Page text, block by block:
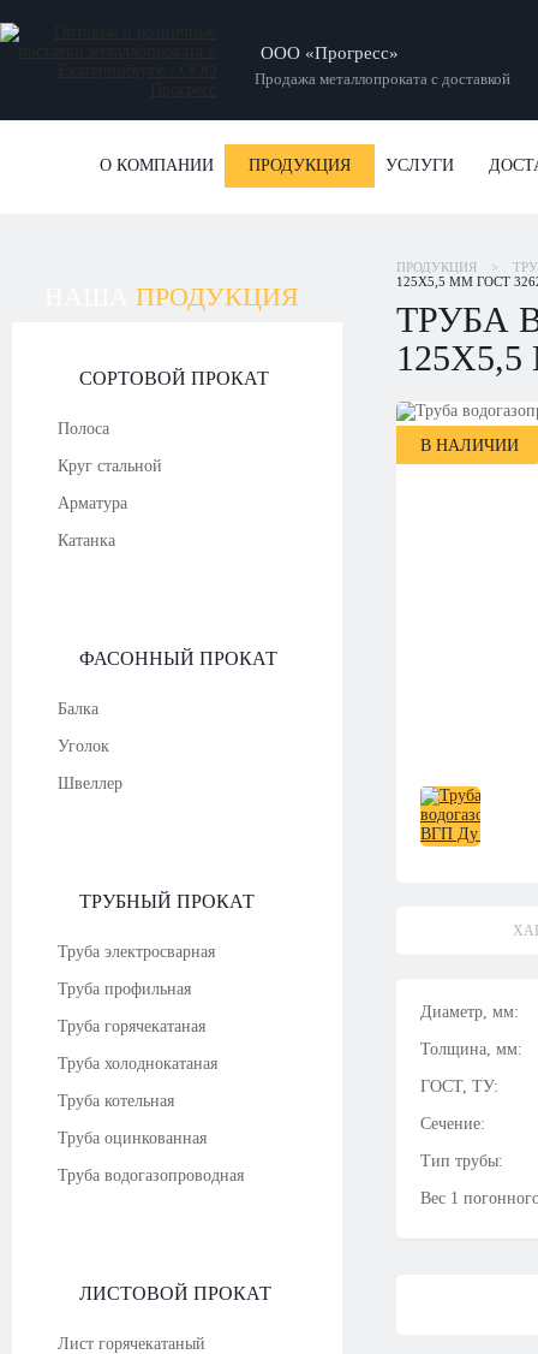
ООО «Прогресс»
Продажа металлопроката с доставкой
О КОМПАНИИ ПРОДУКЦИЯ УСЛУГИ
ПРОДУКЦИЯ
СОРТОВОЙ ПРОКАТ
Полоса
Круг стальной
Арматура
Катанка
ФАСОННЫЙ ПРОКАТ
Балка
Уголок
Швеллер
ТРУБНЫЙ ПРОКАТ
Труба электросварная
Труба профильная
Труба горячекатаная
Труба холоднокатаная
Труба котельная
Труба оцинкованная
Труба водогазопроводная
ЛИСТОВОЙ ПРОКАТ
Лист горячекатаный
ПРОДУКЦИЯ >
125Х5,5 ММ ГОСТ
ТРУБА
В НАЛИЧИИ
Диаметр, мм:
Толщина, мм:
ГОСТ, ТУ:
Сечение:
Тип трубы:
Вес 1